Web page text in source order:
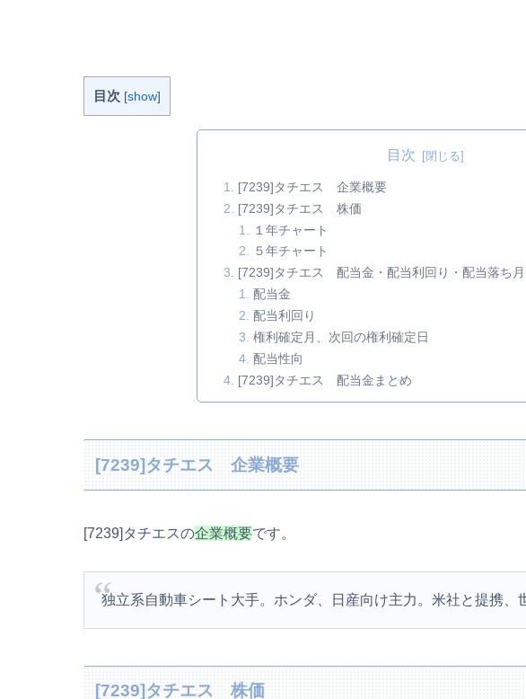
目次 [show]
目次
[7239]タチエス 企業概要
[7239]タチエス 株価
１年チャート
５年チャート
[7239]タチエス 配当金・配当利回り・配当落ち月
配当金
配当利回り
権利確定月、次回の権利確定日
配当性向
[7239]タチエス 配当金まとめ
[7239]タチエス 企業概要
[7239]タチエスの企業概要です。
独立系自動車シート大手。ホンダ、日産向け主力。米社と提携、
[7239]タチエス 株価